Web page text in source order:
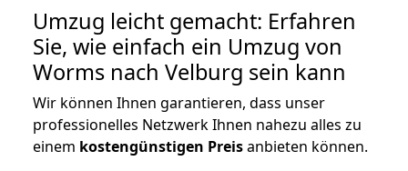
Umzug leicht gemacht: Erfahren
Sie, wie einfach ein Umzug von
Worms nach Velburg sein kann
Wir können Ihnen garantieren, dass unser
professionelles Netzwerk Ihnen nahezu alles zu
einem kostengünstigen Preisanbieten können.